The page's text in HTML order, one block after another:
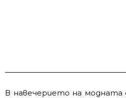
В навечерието на модната